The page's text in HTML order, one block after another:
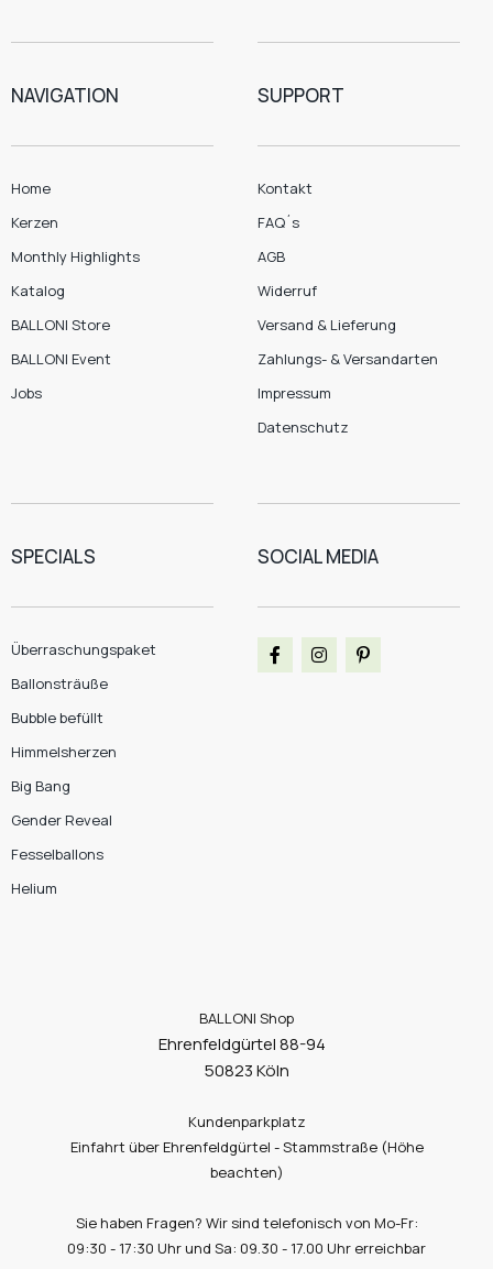
NAVIGATION
Home
Kerzen
Monthly Highlights
Katalog
BALLONI Store
BALLONI Event
Jobs
SUPPORT
Kontakt
FAQ´s
AGB
Widerruf
Versand & Lieferung
Zahlungs- & Versandarten
Impressum
Datenschutz
SPECIALS
Überraschungspaket
Ballonsträuße
Bubble befüllt
Himmelsherzen
Big Bang
Gender Reveal
Fesselballons
Helium
SOCIAL MEDIA
BALLONI Shop
Ehrenfeldgürtel 88-94
50823 Köln
Kundenparkplatz
Einfahrt über Ehrenfeldgürtel - Stammstraße (Höhe
beachten)
Sie haben Fragen? Wir sind telefonisch von Mo-Fr:
09:30 - 17:30 Uhr und Sa: 09.30 - 17.00 Uhr erreichbar